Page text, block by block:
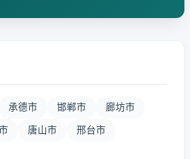
承德市 邯郸市 廊坊市
唐山市 邢台市